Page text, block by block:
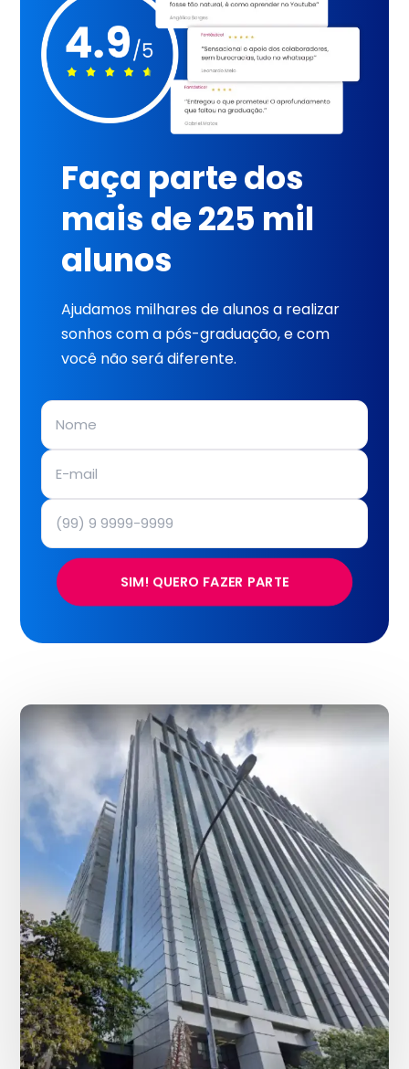
Faça parte dos
mais de 225 mil
alunos
Ajudamos milhares de alunos a realizar
sonhos com a pós-graduação, e com
você não será diferente.
SIM! QUERO FAZER PARTE